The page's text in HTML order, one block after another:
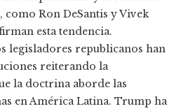
como Ron DeSantis y Vivek
esta tendencia.
legisladores republicanos han
reiterando la
la doctrina aborde las
en América Latina. Trump ha